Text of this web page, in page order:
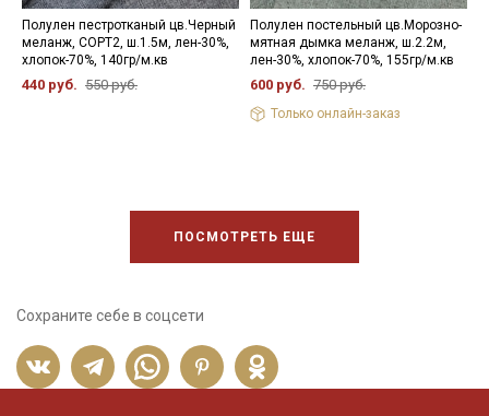
Полулен пестротканый цв.Черный
меланж, СОРТ2, ш.1.5м, лен-30%,
хлопок-70%, 140гр/м.кв
440 руб. 550 руб.
Полулен постельный цв.Морозно-
мятная дымка меланж, ш.2.2м,
лен-30%, хлопок-70%, 155гр/м.кв
600 руб. 750 руб.
Только онлайн-заказ
ПОСМОТРЕТЬ ЕЩЕ
Сохраните себе в соцсети